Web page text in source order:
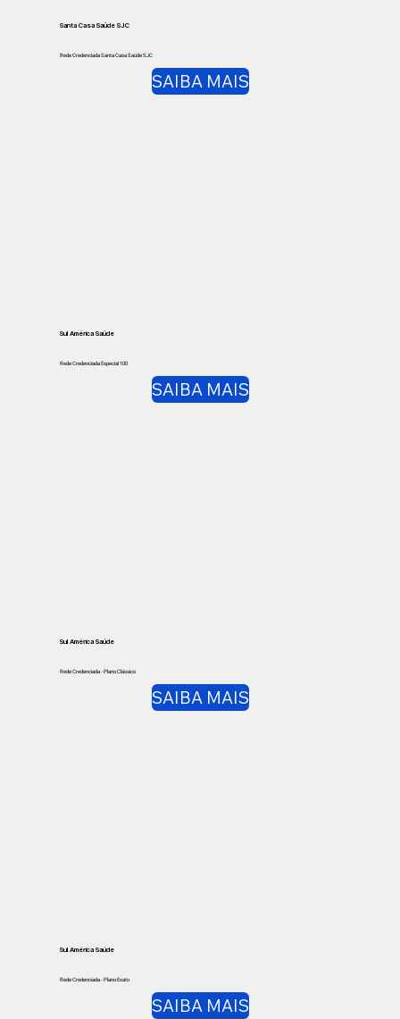
Santa Casa Saúde SJC
Rede Credenciada Santa Casa Saúde SJC
SAIBA MAIS
Sul América Saúde
Rede Credenciada Especial 100
SAIBA MAIS
Sul América Saúde
Rede Credenciada - Plano Clássico
SAIBA MAIS
Sul América Saúde
Rede Credenciada - Plano Exato
SAIBA MAIS